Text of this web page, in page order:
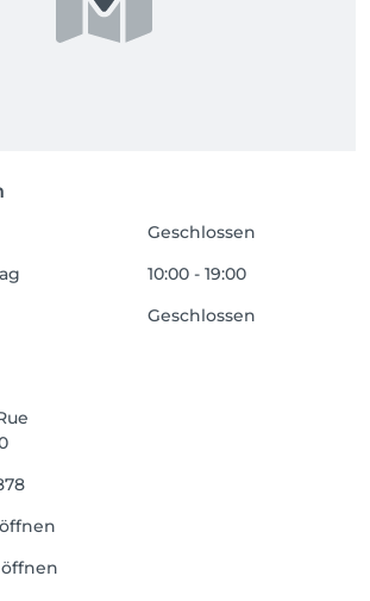
Geschlossen
10:00 - 19:00
Geschlossen